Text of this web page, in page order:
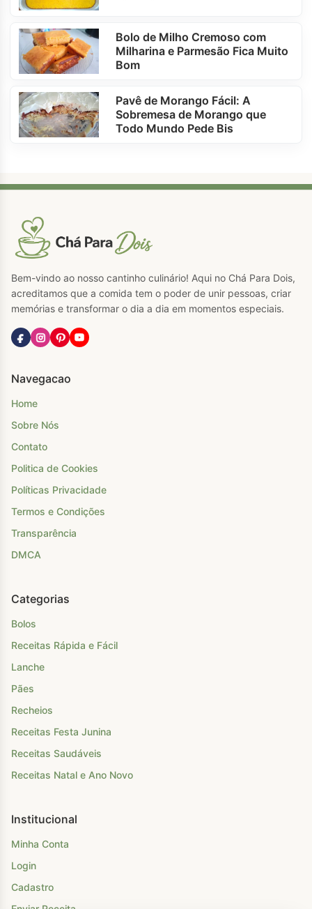
Bolo de Milho Cremoso com
Milharina e Parmesão Fica Muito
Bom
Pavê de Morango Fácil: A
Sobremesa de Morango que
Todo Mundo Pede Bis
Bem-vindo ao nosso cantinho culinário! Aqui no Chá Para Dois,
acreditamos que a comida tem o poder de unir pessoas, criar
memórias e transformar o dia a dia em momentos especiais.
Navegacao
Home
Sobre Nós
Contato
Politica de Cookies
Políticas Privacidade
Termos e Condições
Transparência
DMCA
Categorias
Bolos
Receitas Rápida e Fácil
Lanche
Pães
Recheios
Receitas Festa Junina
Receitas Saudáveis
Receitas Natal e Ano Novo
Institucional
Minha Conta
Login
Cadastro